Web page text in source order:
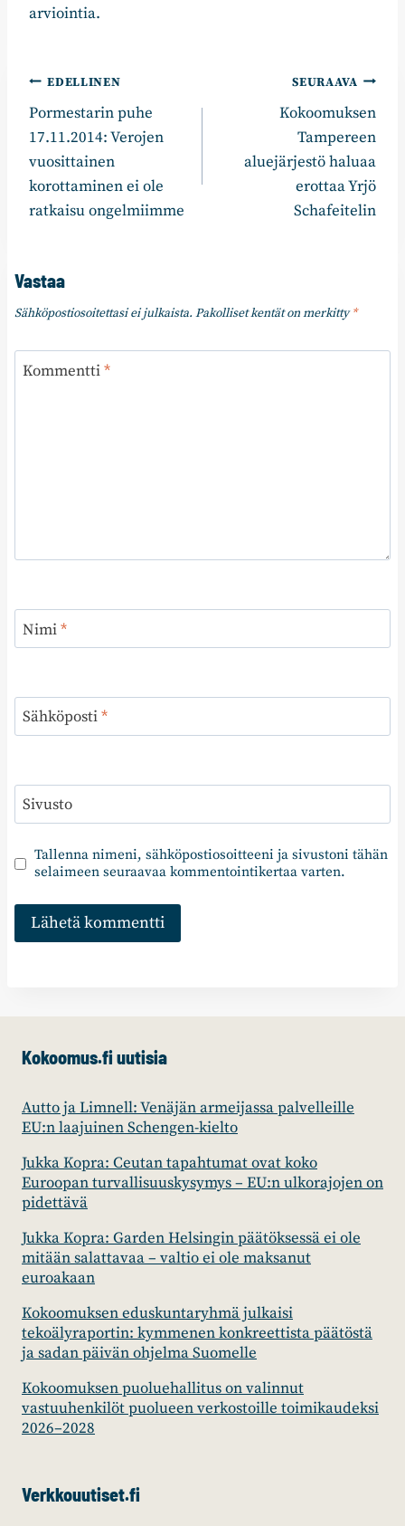
arviointia.
Artikkelien
selaus
EDELLINEN
Pormestarin puhe
17.11.2014: Verojen
vuosittainen
korottaminen ei ole
ratkaisu ongelmiimme
SEURAAVA
Kokoomuksen
Tampereen
aluejärjestö haluaa
erottaa Yrjö
Schafeitelin
Vastaa
Sähköpostiosoitettasi ei julkaista. Pakolliset kentät on merkitty*
Kommentti*
Nimi*
Sähköposti*
Sivusto
Tallenna nimeni, sähköpostiosoitteeni ja sivustoni tähän
selaimeen seuraavaa kommentointikertaa varten.
Kokoomus.fi uutisia
Autto ja Limnell: Venäjän armeijassa palvelleille
EU:n laajuinen Schengen-kielto
Jukka Kopra: Ceutan tapahtumat ovat koko
Euroopan turvallisuuskysymys – EU:n ulkorajojen on
pidettävä
Jukka Kopra: Garden Helsingin päätöksessä ei ole
mitään salattavaa – valtio ei ole maksanut
euroakaan
Kokoomuksen eduskuntaryhmä julkaisi
tekoälyraportin: kymmenen konkreettista päätöstä
ja sadan päivän ohjelma Suomelle
Kokoomuksen puoluehallitus on valinnut
vastuuhenkilöt puolueen verkostoille toimikaudeksi
2026–2028
Verkkouutiset.fi